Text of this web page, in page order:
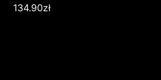
134.90zł